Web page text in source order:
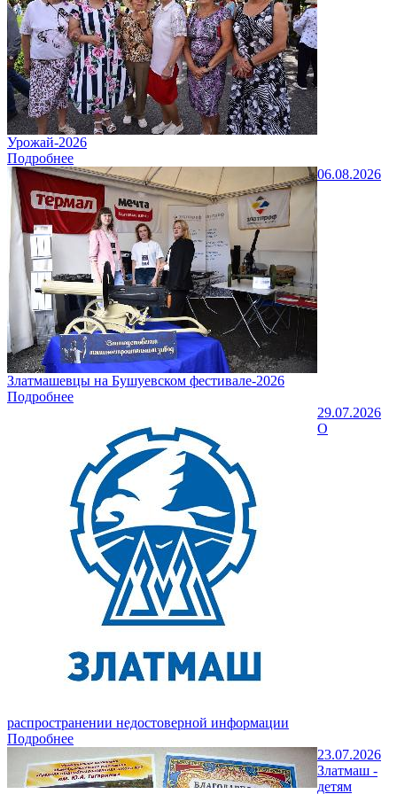
Урожай-2026
Подробнее
06.08.2026
Златмашевцы на Бушуевском фестивале-2026
Подробнее
29.07.2026
О
распространении недостоверной информации
Подробнее
23.07.2026
Златмаш -
детям